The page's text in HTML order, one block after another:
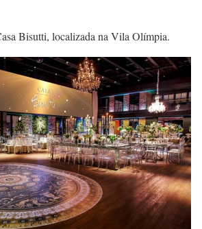
Bisutti, localizada na Vila Olímpia.